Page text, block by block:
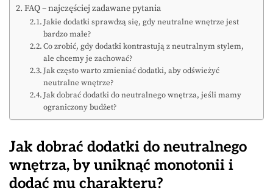
FAQ – najczęściej zadawane pytania
Jakie dodatki sprawdzą się, gdy neutralne wnętrze jest
bardzo małe?
Co zrobić, gdy dodatki kontrastują z neutralnym stylem,
ale chcemy je zachować?
Jak często warto zmieniać dodatki, aby odświeżyć
neutralne wnętrze?
Jak dobrać dodatki do neutralnego wnętrza, jeśli mamy
ograniczony budżet?
Jak dobrać dodatki do neutralnego
wnętrza, by uniknąć monotonii i
dodać mu charakteru?